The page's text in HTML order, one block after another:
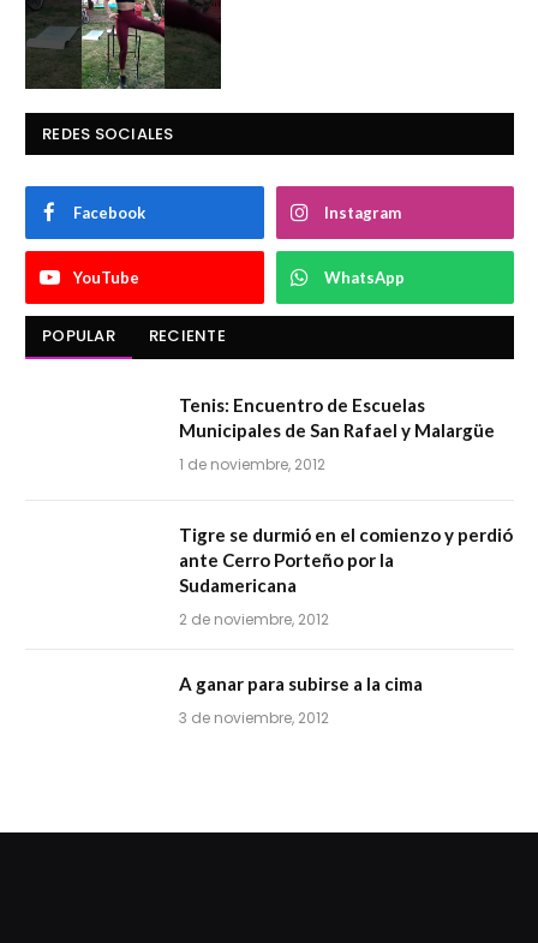
REDES SOCIALES
Facebook Instagram
YouTube WhatsApp
POPULAR RECIENTE
Tenis: Encuentro de Escuelas
Municipales de San Rafael y Malargüe
1 de noviembre, 2012
Tigre se durmió en el comienzo y perdió
ante Cerro Porteño por la
Sudamericana
2 de noviembre, 2012
A ganar para subirse a la cima
3 de noviembre, 2012